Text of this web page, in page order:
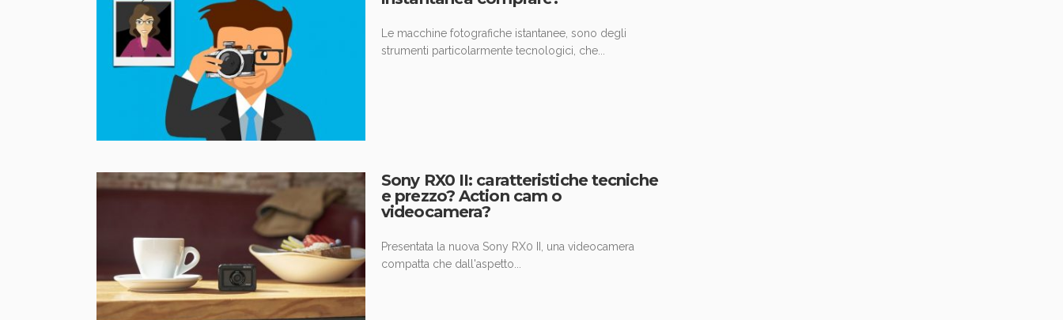
Le macchine fotografiche istantanee, sono degli
strumenti particolarmente tecnologici, che...
Sony RX0 II: caratteristiche tecniche
e prezzo? Action cam o
videocamera?
Presentata la nuova Sony RX0 II, una videocamera
compatta che dall'aspetto...